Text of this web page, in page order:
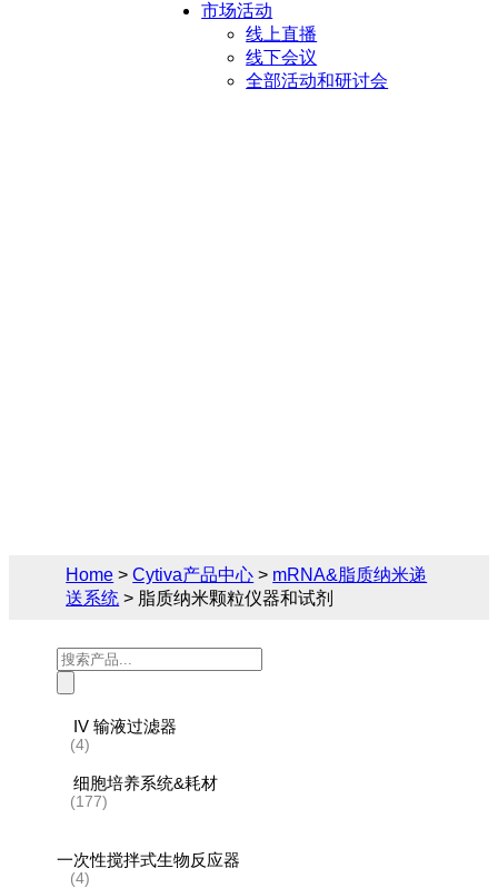
市场活动
线上直播
线下会议
全部活动和研讨会
Home >Cytiva产品中心 > mRNA&脂质纳米递
送系统 > 脂质纳米颗粒仪器和试剂
Products
search
IV 输液过滤器
(4)
细胞培养系统&耗材
(177)
一次性搅拌式生物反应器
(4)